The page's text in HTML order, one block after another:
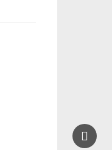
